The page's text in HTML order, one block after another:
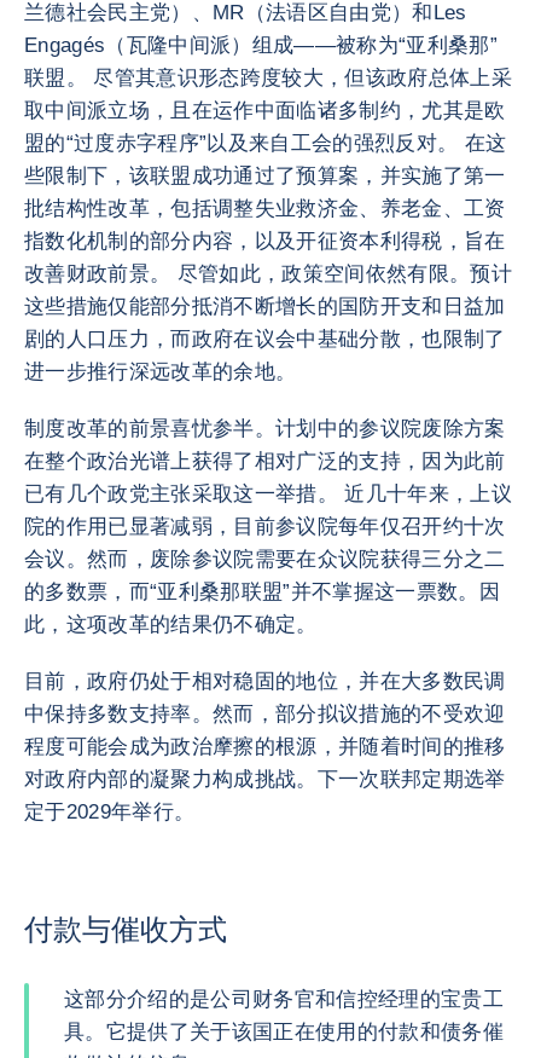
兰德社会民主党）、MR（法语区自由党）和Les
Engagés（瓦隆中间派）组成——被称为“亚利桑那”
联盟。 尽管其意识形态跨度较大，但该政府总体上采
取中间派立场，且在运作中面临诸多制约，尤其是欧
盟的“过度赤字程序”以及来自工会的强烈反对。 在这
些限制下，该联盟成功通过了预算案，并实施了第一
批结构性改革，包括调整失业救济金、养老金、工资
指数化机制的部分内容，以及开征资本利得税，旨在
改善财政前景。 尽管如此，政策空间依然有限。预计
这些措施仅能部分抵消不断增长的国防开支和日益加
剧的人口压力，而政府在议会中基础分散，也限制了
进一步推行深远改革的余地。
制度改革的前景喜忧参半。计划中的参议院废除方案
在整个政治光谱上获得了相对广泛的支持，因为此前
已有几个政党主张采取这一举措。 近几十年来，上议
院的作用已显著减弱，目前参议院每年仅召开约十次
会议。然而，废除参议院需要在众议院获得三分之二
的多数票，而“亚利桑那联盟”并不掌握这一票数。因
此，这项改革的结果仍不确定。
目前，政府仍处于相对稳固的地位，并在大多数民调
中保持多数支持率。然而，部分拟议措施的不受欢迎
程度可能会成为政治摩擦的根源，并随着时间的推移
对政府内部的凝聚力构成挑战。下一次联邦定期选举
定于2029年举行。
付款与催收方式
这部分介绍的是公司财务官和信控经理的宝贵工
具。它提供了关于该国正在使用的付款和债务催